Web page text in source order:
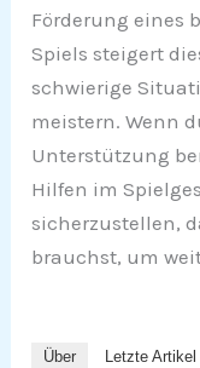
Förderung eines
Spiels steigert
schwierige
meistern. Wenn
Unterstützung
Hilfen im
sicherzustellen,
brauchst, um
Über Letzte Artikel